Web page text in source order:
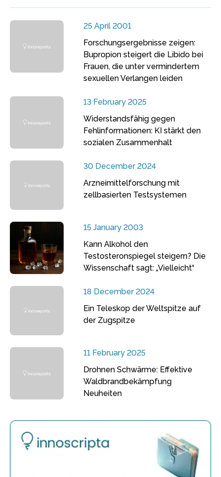
25 April 2001
Forschungsergebnisse zeigen:
Bupropion steigert die Libido bei
Frauen, die unter vermindertem
sexuellen Verlangen leiden
13 February 2025
Widerstandsfähig gegen
Fehlinformationen: KI stärkt den
sozialen Zusammenhalt
30 December 2024
Arzneimittelforschung mit
zellbasierten Testsystemen
15 January 2003
Kann Alkohol den
Testosteronspiegel steigern? Die
Wissenschaft sagt: „Vielleicht“
18 December 2024
Ein Teleskop der Weltspitze auf
der Zugspitze
11 February 2025
Drohnen Schwärme: Effektive
Waldbrandbekämpfung
Neuheiten